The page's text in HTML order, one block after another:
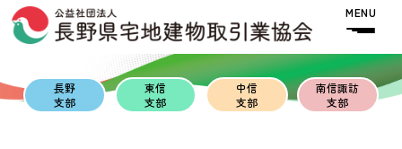
Skip to content
Skip to footer
長野
支部
東信
支部
中信
支部
南信諏訪
支部
MENU